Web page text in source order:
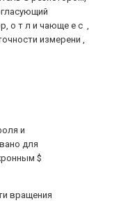
и
для
$
вращения
о т л и чающе е с ,
измерени ,